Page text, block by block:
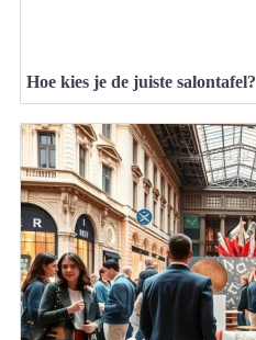
Hoe kies je de juiste salontafel?